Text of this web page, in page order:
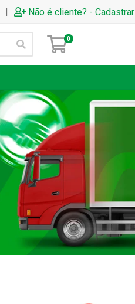
| Não é cliente? - Cadastrar
0